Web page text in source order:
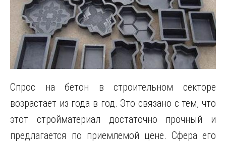
Спрос на бетон в строительном секторе
возрастает из года в год. Это связано с тем, что
этот стройматериал достаточно прочный и
предлагается по приемлемой цене. Сфера его